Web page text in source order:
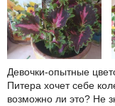
Девочки-опытные
Питера хочет себе
возможно ли это? Не